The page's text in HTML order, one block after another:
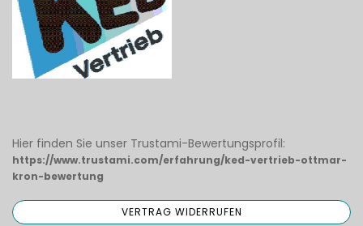
Hier finden Sie unser Trustami-Bewertungsprofil:
https://www.trustami.com/erfahrung/ked-vertrieb-ottmar-
kron-bewertung